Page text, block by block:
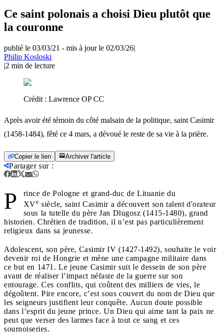
Ce saint polonais a choisi Dieu plutôt que
la couronne
publié le 03/03/21 - mis à jour le 02/03/26|
Philip Kosloski
|2 min de lecture
Crédit : Lawrence OP CC
Après avoir été témoin du côté malsain de la politique, saint Casimir
(1458-1484), fêté ce 4 mars, a dévoué le reste de sa vie à la prière.
Copier le lien Archiver l'article
Partager sur:
P
rince de Pologne et grand-duc de Lituanie du
XVe siècle, saint Casimir a découvert son talent d'orateur
sous la tutelle du père Jan Dlugosz (1415-1480), grand
historien. Chrétien de tradition, il n’est pas particulièrement
religieux dans sa jeunesse.
Adolescent, son père, Casimir IV (1427-1492), souhaite le voir
devenir roi de Hongrie et mène une campagne militaire dans
ce but en 1471. Le jeune Casimir suit le dessein de son père
avant de réaliser l’impact néfaste de la guerre sur son
entourage. Ces conflits, qui coûtent des milliers de vies, le
dégoûtent. Pire encore, c’est sous couvert du nom de Dieu que
les seigneurs justifient leur conquête. Aucun doute possible
dans l’esprit du jeune prince. Un Dieu qui aime tant la paix ne
peut que verser des larmes face à tout ce sang et ces
sournoiseries.